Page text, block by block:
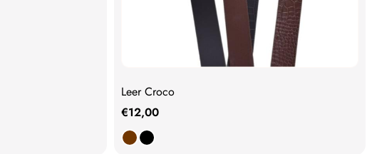
Leer Croco
€12,00